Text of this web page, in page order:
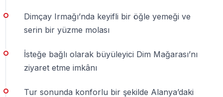
Alanya merkez yaz aylarında çok sıcak olur. Dimçayı
restoranlarıyla daha serin bir mola sunar. Bu nedenle
çocuklu aileler ve öğle sıcağından bunalan misafirler
Dimçay Irmağı’nda keyifli bir öğle yemeği ve
serin bir yüzme molası
İsteğe bağlı olarak büyüleyici Dim Mağarası’nı
ziyaret etme imkânı
Tur sonunda konforlu bir şekilde Alanya’daki